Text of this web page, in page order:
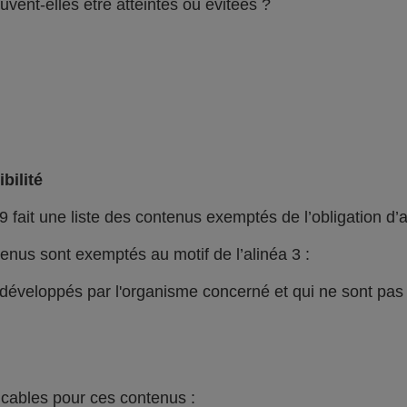
elles être atteintes ou évitées ?
fait une liste des contenus exemptés de l’obligation
sont exemptés au motif de l’alinéa 3 :
par l'organisme concerné et qui ne sont
pour ces contenus :